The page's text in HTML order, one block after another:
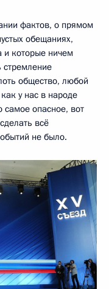
фактов, о прямом
обещаниях,
и которые ничем
общество, любой
у нас в народе
самое опасное, вот
всё
не было.